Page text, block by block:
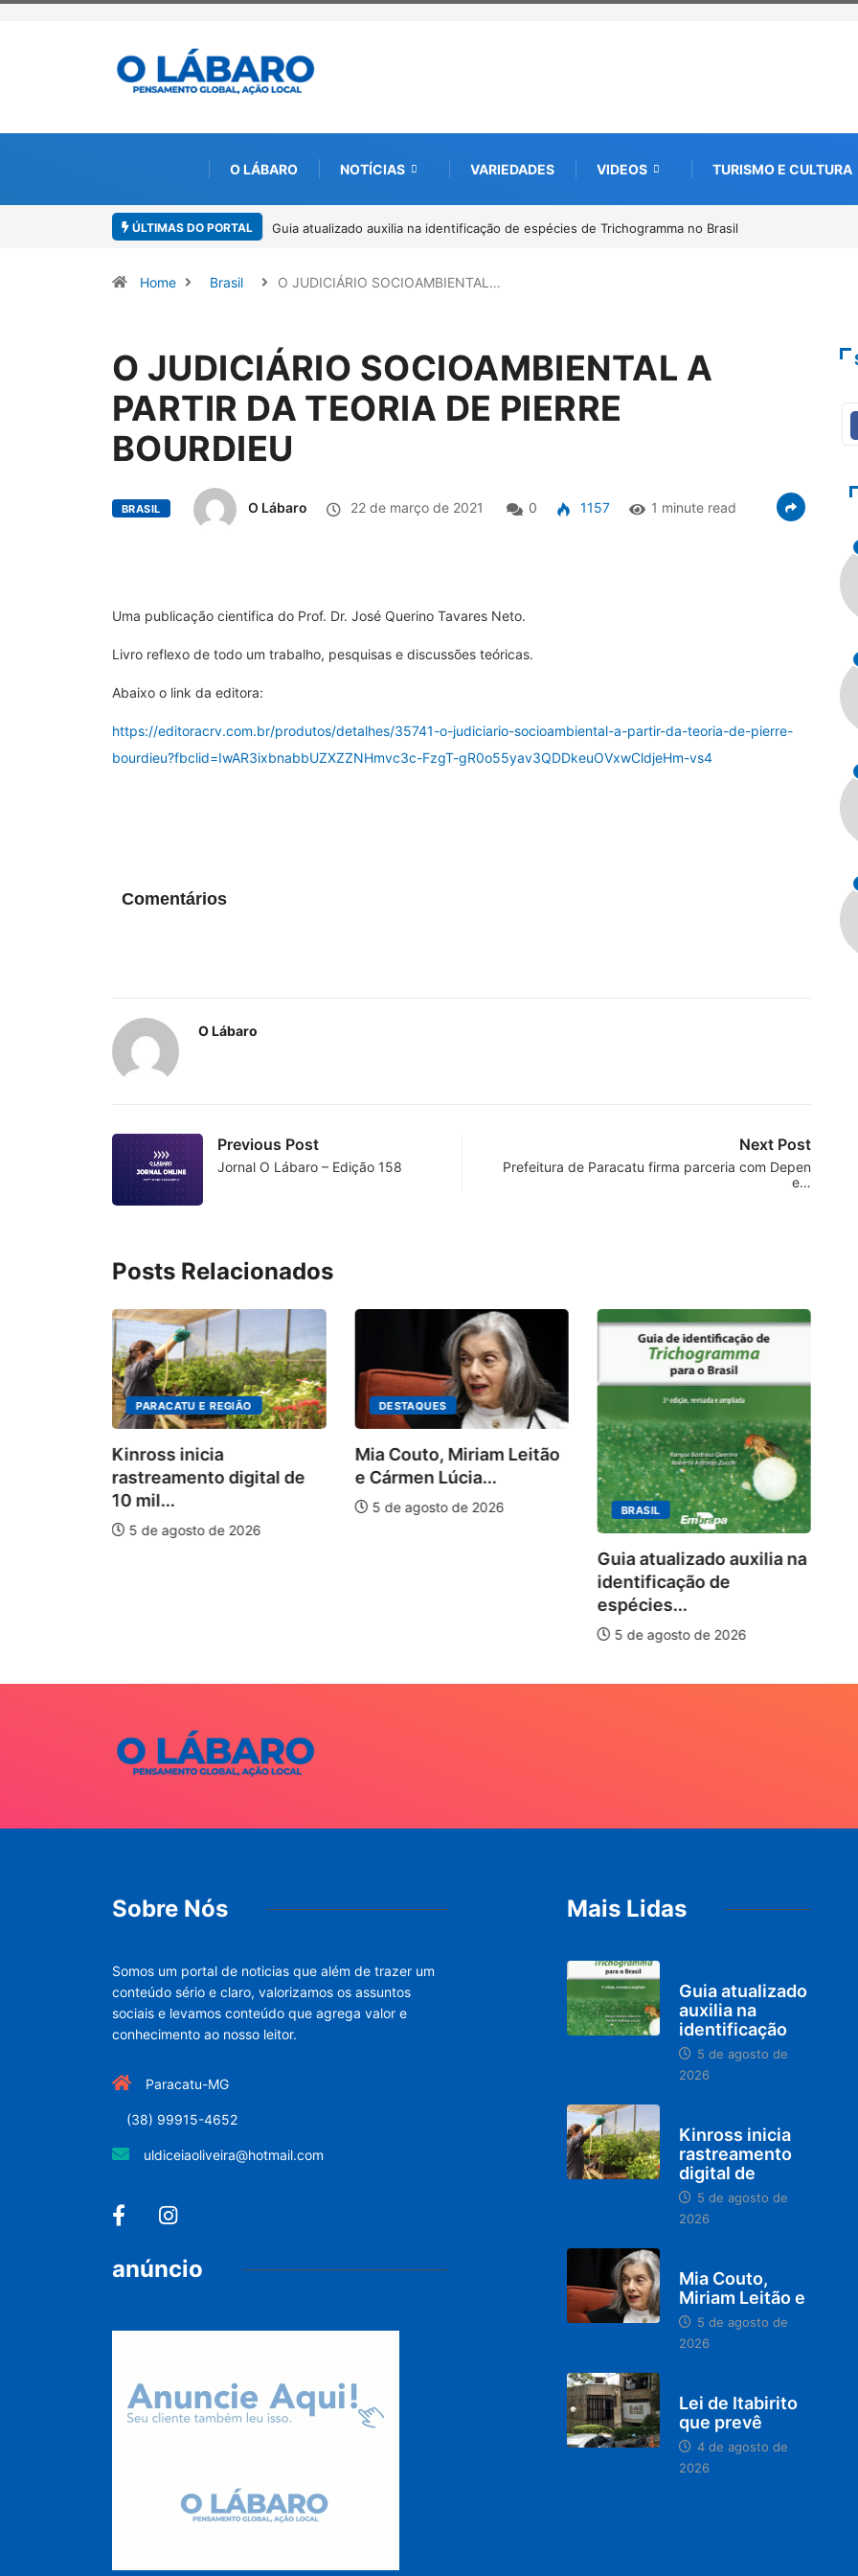
O LÁBARO NOTÍCIAS VARIEDADES VIDEOS TURISMO E CULTURA
ÚLTIMAS DO PORTAL Guia atualizado auxilia na identificação de espécies de Trichogramma no Brasil
Home Brasil O JUDICIÁRIO SOCIOAMBIENTAL…
O JUDICIÁRIO SOCIOAMBIENTAL A
PARTIR DA TEORIA DE PIERRE
BOURDIEU
BRASIL O Lábaro 22 de março de 2021 0 1157 1 minute read
Uma publicação cientifica do Prof. Dr. José Querino Tavares Neto.
Livro reflexo de todo um trabalho, pesquisas e discussões teóricas.
Abaixo o link da editora:
https://editoracrv.com.br/produtos/detalhes/35741-o-judiciario-socioambiental-a-partir-da-teoria-de-pierre-
bourdieu?fbclid=IwAR3ixbnabbUZXZZNHmvc3c-FzgT-gR0o55yav3QDDkeuOVxwCldjeHm-vs4
Comentários
O Lábaro
Previous Post
Jornal O Lábaro – Edição 158
Next Post
Prefeitura de Paracatu firma parceria com Depen
e…
Posts Relacionados
PARACATU E REGIÃO
Kinross inicia
rastreamento digital de
10 mil...
5 de agosto de 2026
DESTAQUES
Mia Couto, Miriam Leitão
e Cármen Lúcia...
5 de agosto de 2026 BRASIL
Guia atualizado auxilia na
identificação de
espécies...
5 de agosto de 2026
Sobre Nós
Somos um portal de noticias que além de trazer um
conteúdo sério e claro, valorizamos os assuntos
sociais e levamos conteúdo que agrega valor e
conhecimento ao nosso leitor.
Paracatu-MG
(38) 99915-4652
uldiceiaoliveira@hotmail.com
anúncio
Mais Lidas
Guia atualizado
auxilia na
identificação
5 de agosto de
2026
Kinross inicia
rastreamento
digital de
5 de agosto de
2026
Mia Couto,
Miriam Leitão e
5 de agosto de
2026
Lei de Itabirito
que prevê
4 de agosto de
2026